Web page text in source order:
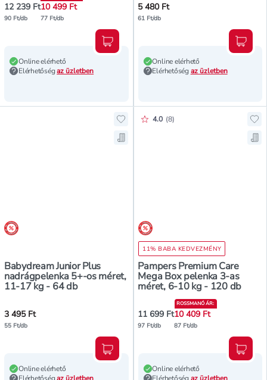
12 239 Ft
90 Ft/db
10 499 Ft
77 Ft/db
Online elérhető
Elérhetőségaz üzletben
Kosárba teszem
5 480 Ft
61 Ft/db
Online elérhető
Elérhetőség az üzletben
árréscsökkentés
Babydream Junior Plus
nadrágpelenka 5+-os méret,
11-17 kg - 64 db
Hozzáadás a kedvencekhez,
Mentés a bevásárló listára,
3 495 Ft
55 Ft/db
Online elérhető
Kosárba teszem
árréscsökkentés
11% BABA KEDVEZMÉNY
Pampers Premium Care
Mega Box pelenka 3-as
méret, 6-10 kg - 120 db
Értékelés pontszáma:
4.0 (8)
11 699 Ft
97 Ft/db
ROSSMANÓ ÁR:
10 409 Ft
87 Ft/db
Online elérhető